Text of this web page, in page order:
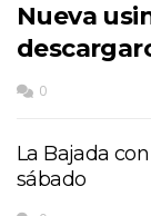
Nueva
0
La Bajada
sábado